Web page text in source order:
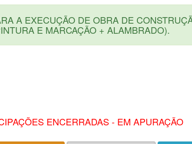
A EXECUÇÃO DE OBRA DE
E MARCAÇÃO + ALAMBRADO).
ENCERRADAS - EM APURAÇÃO